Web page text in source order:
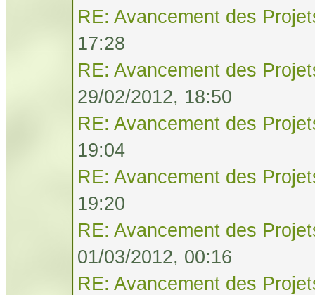
RE: Avancement des
17:28
RE: Avancement des
29/02/2012, 18:50
RE: Avancement des
19:04
RE: Avancement des
19:20
RE: Avancement des
01/03/2012, 00:16
RE: Avancement des